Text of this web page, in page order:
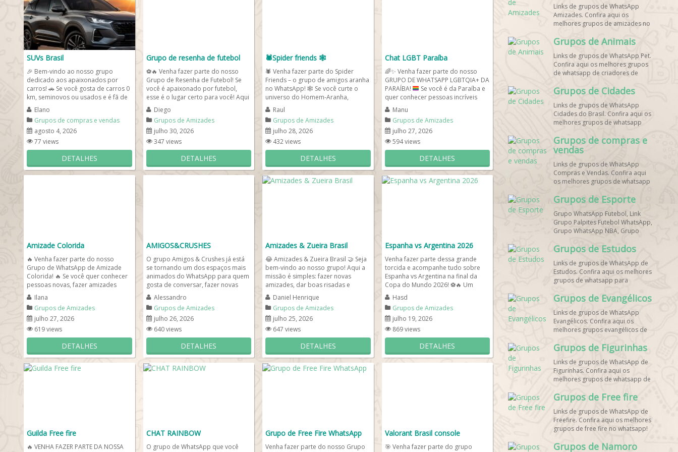
SUVs Brasil
🎉 Bem-vindo ao nosso grupo
dedicado aos apaixonados por
carros! 🚗 Se você gosta de carros 0
km, seminovos ou usados e é fã de
SUVs vendidos no...
Elano
Grupos de compras e vendas
agosto 4, 2026
77 views
DETALHES
Grupo de resenha de futebol
⚽🔥 Venha fazer parte do nosso
Grupo de Resenha de Futebol! Se
você é apaixonado por futebol,
esse é o lugar certo para você! Aqui
a resenha é...
Diego
Grupos de Amizades
julho 30, 2026
347 views
DETALHES
🕷️Spider friends 🕸️
🕷️ Venha fazer parte do Spider
Friends – o grupo de amigos aranha
no WhatsApp! 🕸️ Se você curte o
universo do Homem-Aranha,
amizade,...
Raul
Grupos de Amizades
julho 28, 2026
432 views
DETALHES
Chat LGBT Paraíba
🌈✨ Venha fazer parte do nosso
GRUPO DE WHATSAPP LGBTQIA+ DA
PARAÍBA!
Se você é da Paraíba e
quer conhecer pessoas incríveis
da...Manu
Grupos de Amizades
julho 27, 2026
594 views
DETALHES
Amizade Colorida
🔥 Venha fazer parte do nosso
Grupo de WhatsApp de Amizade
Colorida! 🔥 Se você quer conhecer
pessoas novas, fazer amizades
verdadeiras ou até viver...
Ilana
Grupos de Amizades
julho 27, 2026
619 views
DETALHES
AMIGOS&CRUSHES
O grupo Amigos & Crushes já está
se tornando um dos espaços mais
animados do WhatsApp para quem
gosta de conversar, fazer novas
amizades e participar...
Alessandro
Grupos de Amizades
julho 26, 2026
640 views
DETALHES
Amizades & Zueira Brasil
😂 Amizades & Zueira Brasil 🤝 Seja
bem-vindo ao nosso grupo! Aqui a
missão é simples: fazer novas
amizades, dar boas risadas e
conversar sobre...
Daniel Henrique
Grupos de Amizades
julho 25, 2026
647 views
DETALHES
Espanha vs Argentina 2026
Venha fazer parte dessa grande
torcida e acompanhe tudo sobre
Espanha vs Argentina na final da
Copa do Mundo 2026! ⚽🔥 Um
confronto histórico entre...
Hasd
Grupos de Amizades
julho 19, 2026
869 views
DETALHES
Guilda Free fire
🔥 VENHA FAZER PARTE DA NOSSA
CHAT RAINBOW
O grupo de WhatsApp que você
Grupo de Free Fire WhatsApp
Venha fazer parte do nosso Grupo
Valorant Brasil console
🎯 Venha fazer parte do grupo
Links de grupos de WhatsApp
Amizades. Confira aqui os
melhores grupos de amizades no
Grupos de Animais
Links de grupos de WhatsApp Pet.
Confira aqui os melhores grupos
de whatsapp de criadores de
Grupos de Cidades
Links de grupos de WhatsApp
Cidades do Brasil. Confira aqui os
melhores grupos de whatsapp
Grupos de compras e
vendas
Links de grupos de WhatsApp
Compras e Vendas. Confira aqui
os melhores grupos de whatsapp
Grupos de Esporte
Grupo WhatsApp Futebol, Link
Grupo Palpites Futebol WhatsApp,
Grupo WhatsApp NBA, Grupo
WhatsApp Treino, Grupo
WhatsApp Notícias Esportes,
Grupo de Debates Esportivos
WhatsApp, Grupo de Torcedores
[Nome do Time] WhatsApp, Link
Grupo WhatsApp Dicas de Treino,
Grupo WhatsApp Futebol Ao Vivo.
Grupo WhatsApp Esporte, Grupos
de Esporte WhatsApp, WhatsApp
Esportes, Comunidade Esportiva
WhatsApp, Link Grupo WhatsApp
Esporte. Link Grupo WhatsApp
Esporte, Grupo WhatsApp Futebol,
Link Grupo Palpites Futebol
WhatsApp, Grupo WhatsApp NBA,
Grupos de Estudos
Links de grupos de WhatsApp de
Estudos. Confira aqui os melhores
grupos de whatsapp para
Grupos de Evangélicos
Links de grupos de WhatsApp
Evangélicos. Confira aqui os
melhores grupos evangélicos de
Grupos de Figurinhas
Links de grupos de WhatsApp de
Figurinhas. Confira aqui os
melhores grupos de whatsapp de
Grupos de Free fire
Links de grupos de WhatsApp de
Freefire. Confira aqui os melhores
grupos de free fire no whatsapp!
Grupos de Namoro